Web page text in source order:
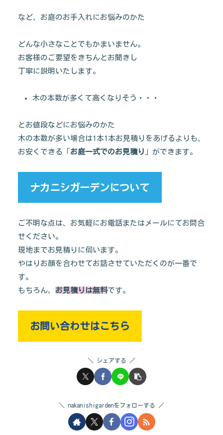
など、お庭のお手入れにお悩みのかた
どんな小さなことでもかまいません。
お客様のご要望をきちんとお聞きし
丁寧に説明いたします。
木の本数が多くて高くなりそう・・・
とお値段などにお悩みのかた
木の本数が多い場合は1本1本お見積りをあげるよりも、
お安くできる「 お庭一式でのお見積り 」ができます。
ナカニシガーデンについて
ご不明な点は、お気軽にお電話またはメールにてお問合
せください。
現地までお見積りに伺います。
やはりお顔を合わせてお話させていただくのが一番で
す。
もちろん、 お見積りは無料です。
お問い合わせはこちら
シェアする
nakanishigardenをフォローする